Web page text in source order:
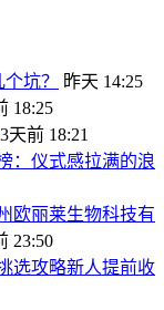
坑？
昨天 14:25
18:25
3天前 18:21
：仪式感拉满的浪
欧丽莱生物科技有
23:50
选攻略新人提前收